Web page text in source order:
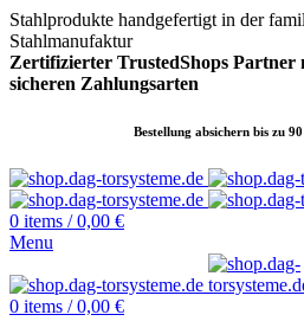
Stahlprodukte handgefertigt in der
Stahlmanufaktur
Zertifizierter TrustedShops Partner
sicheren Zahlungsarten
Bestellung absichern bis zu
0 items / 0,00 €
Menu
0 items / 0,00 €